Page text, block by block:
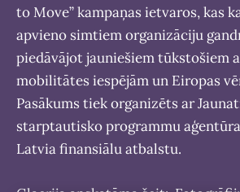
to Move” kampaņas ietvaros, kas
apvieno simtiem organizāciju
piedāvājot jauniešiem tūkstošiem
mobilitātes iespējām un Eiropas
Pasākums tiek organizēts ar
starptautisko programmu
Latvia finansiālu atbalstu.